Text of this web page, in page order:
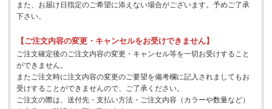
また、お届け日指定のご希望に添えない場合がございます。予めご了承
下さい。
【ご注文内容の変更・キャンセルをお受けできません】
ご注文確定後のご注文内容の変更・キャンセル等を一切お受けすること
ができません。
またご注文時に注文内容の変更のご要望を備考欄に記入されましてもお
受けすることができませんので、ご了承ください。
ご注文の際は、送付先・支払い方法・ご注文内容（カラーや数量など）